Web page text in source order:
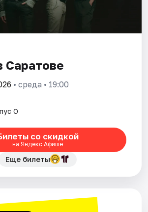
Саратове
• среда • 19:00
О
со скидкой
на Яндекс Афише
Еще билеты